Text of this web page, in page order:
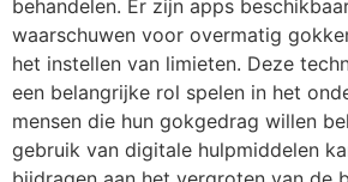
behandelen. Er zijn apps
waarschuwen voor overmatig
het instellen van limieten. Deze
een belangrijke rol spelen in het
mensen die hun gokgedrag willen
gebruik van digitale hulpmiddelen